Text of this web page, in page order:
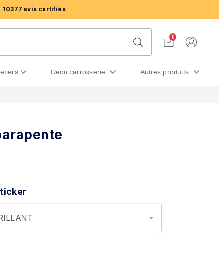
10377 avis certifiés
0
déco carrosserie autres produits